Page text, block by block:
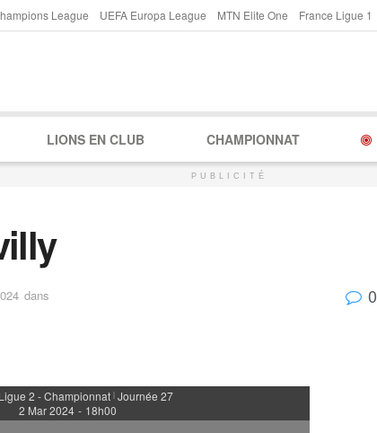
League UEFA Europa League MTN Elite One France Ligue 1
LIONS EN CLUB CHAMPIONNAT
PUBLICITÉ
dans 0
2 - Championnat | Journée 27
2 Mar 2024 - 18h00